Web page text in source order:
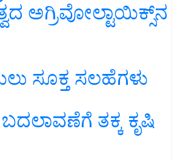
ಅಗ್ರಿವೋಲ್ಟಾಯಿಕ್ಸ್‌ನ
ಸೂಕ್ತ ಸಲಹೆಗಳು
ತಕ್ಕ ಕೃಷಿ